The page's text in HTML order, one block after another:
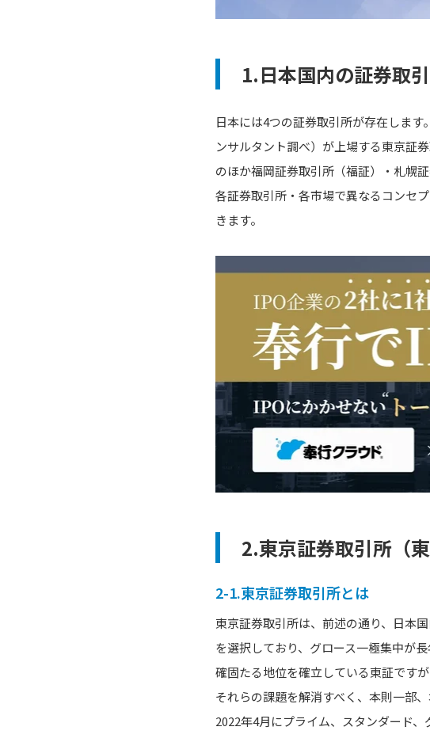
1.日本国内の証券取
日本には4つの証券取引所が存在しま
ンサルタント調べ）が上場する東京証
のほか福岡証券取引所（福証）・札幌
各証券取引所・各市場で異なるコンセ
きます。
2.東京証券取引所（
2-1.東京証券取引所とは
東京証券取引所は、前述の通り、日本
を選択しており、グロース一極集中が長
確固たる地位を確立している東証です
それらの課題を解消すべく、本則一部
2022年4月にプライム、スタンダード、